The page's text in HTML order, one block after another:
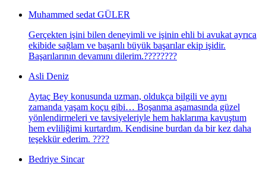
Muhammed sedat GÜLER
Gerçekten işini bilen deneyimli ve işinin ehli bi avukat ayrıca
ekibide sağlam ve başarılı büyük başarılar ekip işidir.
Başarılarının devamını dilerim.????????
Asli Deniz
Aytaç Bey konusunda uzman, oldukça bilgili ve aynı
zamanda yaşam koçu gibi… Boşanma aşamasında güzel
yönlendirmeleri ve tavsiyeleriyle hem haklarıma kavuştum
hem evliliğimi kurtardım. Kendisine burdan da bir kez daha
teşekkür ederim. ????
Bedriye Sincar